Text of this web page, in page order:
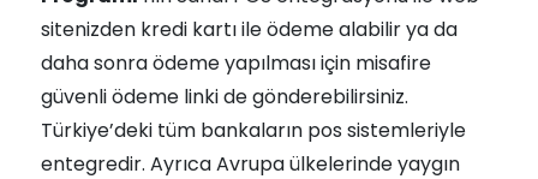
sitenizden kredi kartı ile ödeme alabilir ya da
daha sonra ödeme yapılması için misafire
güvenli ödeme linki de gönderebilirsiniz.
Türkiye’deki tüm bankaların pos sistemleriyle
entegredir. Ayrıca Avrupa ülkelerinde yaygın